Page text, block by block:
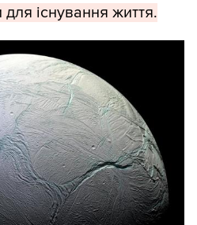
існування життя.